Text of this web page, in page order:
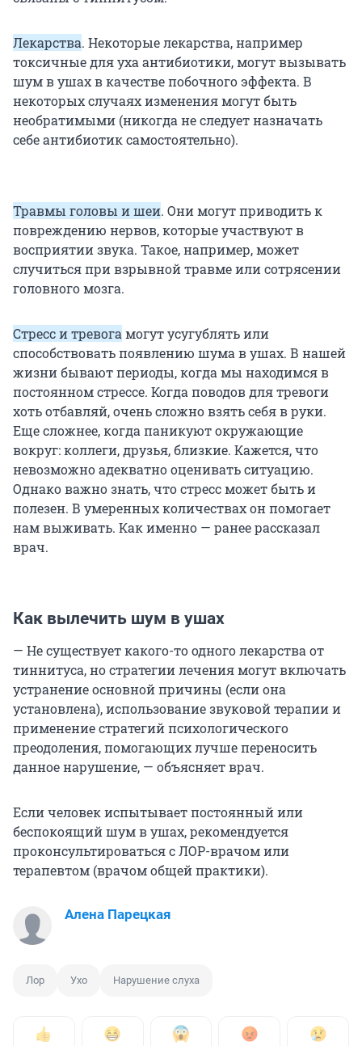
Лекарства. Некоторые лекарства, например
токсичные для уха антибиотики, могут вызывать
шум в ушах в качестве побочного эффекта. В
некоторых случаях изменения могут быть
необратимыми (никогда не следует назначать
себе антибиотик самостоятельно).
Травмы головы и шеи. Они могут приводить к
повреждению нервов, которые участвуют в
восприятии звука. Такое, например, может
случиться при взрывной травме или сотрясении
головного мозга.
Стресс и тревогамогут усугублять или
способствовать появлению шума в ушах. В нашей
жизни бывают периоды, когда мы находимся в
постоянном стрессе. Когда поводов для тревоги
хоть отбавляй, очень сложно взять себя в руки.
Еще сложнее, когда паникуют окружающие
вокруг: коллеги, друзья, близкие. Кажется, что
невозможно адекватно оценивать ситуацию.
Однако важно знать, что стресс может быть и
полезен. В умеренных количествах он помогает
нам выживать. Как именно — ранее рассказал
врач.
Как вылечить шум в ушах
— Не существует какого-то одного лекарства от
тиннитуса, но стратегии лечения могут включать
устранение основной причины (если она
установлена), использование звуковой терапии и
применение стратегий психологического
преодоления, помогающих лучше переносить
данное нарушение, — объясняет врач.
Если человек испытывает постоянный или
беспокоящий шум в ушах, рекомендуется
проконсультироваться с ЛОР-врачом или
терапевтом (врачом общей практики).
Алена Парецкая
Лор Ухо Нарушение слуха